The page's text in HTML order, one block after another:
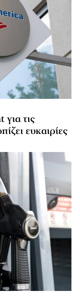
τις
ευκαιρίες